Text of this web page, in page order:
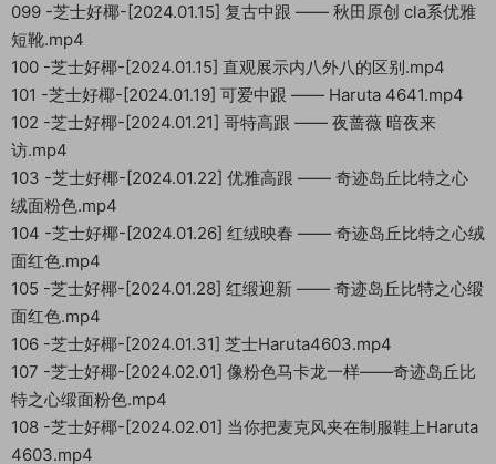
099 -芝士好椰-[2024.01.15] 复古中跟 —— 秋田原创 cla系优雅
短靴.mp4
100 -芝士好椰-[2024.01.15] 直观展示内八外八的区别.mp4
101 -芝士好椰-[2024.01.19] 可爱中跟 —— Haruta 4641.mp4
102 -芝士好椰-[2024.01.21] 哥特高跟 —— 夜蔷薇 暗夜来
访.mp4
103 -芝士好椰-[2024.01.22] 优雅高跟 —— 奇迹岛丘比特之心
绒面粉色.mp4
104 -芝士好椰-[2024.01.26] 红绒映春 —— 奇迹岛丘比特之心绒
面红色.mp4
105 -芝士好椰-[2024.01.28] 红缎迎新 —— 奇迹岛丘比特之心缎
面红色.mp4
106 -芝士好椰-[2024.01.31] 芝士Haruta4603.mp4
107 -芝士好椰-[2024.02.01] 像粉色马卡龙一样——奇迹岛丘比
特之心缎面粉色.mp4
108 -芝士好椰-[2024.02.01] 当你把麦克风夹在制服鞋上Haruta
4603.mp4